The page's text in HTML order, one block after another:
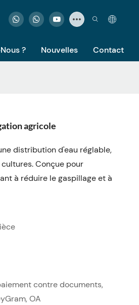
? Nouvelles Contact
agricole
distribution d'eau réglable,
Conçue pour
à réduire le gaspillage et à
contre documents,
OA